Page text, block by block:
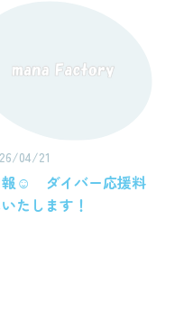
04/21
☺ ダイバー応援料
たします！